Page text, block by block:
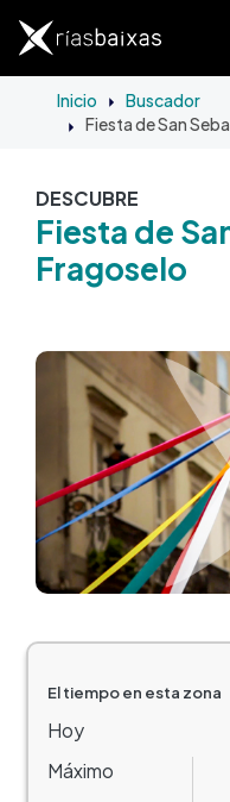
Inicio Buscador
Fiesta de San
DESCUBRE
Fiesta de
Fragoselo
Imagen
El tiempo en esta zona
Hoy
Máximo